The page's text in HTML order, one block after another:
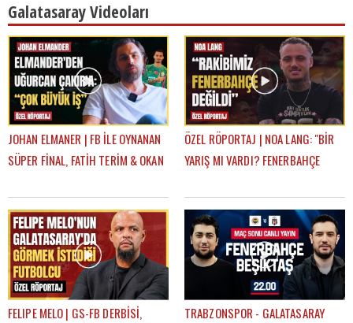
Galatasaray Videoları
JOHAN ELMANER | FB İLE OYNANAN
SÜPER FİNAL, FATİH TERİM & OKAN
MUSLERA MI?
ÖZEL RÖPORTAJ | NOA LANG: "BİR
YARIŞ MI VARDI? FENERBAHÇE
FELIPE MELO | GS-FB DERBİSİ,
TRABZONSPOR - GALATASARAY